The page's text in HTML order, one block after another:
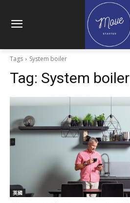
Tags System boiler
Tag: System boiler
英國